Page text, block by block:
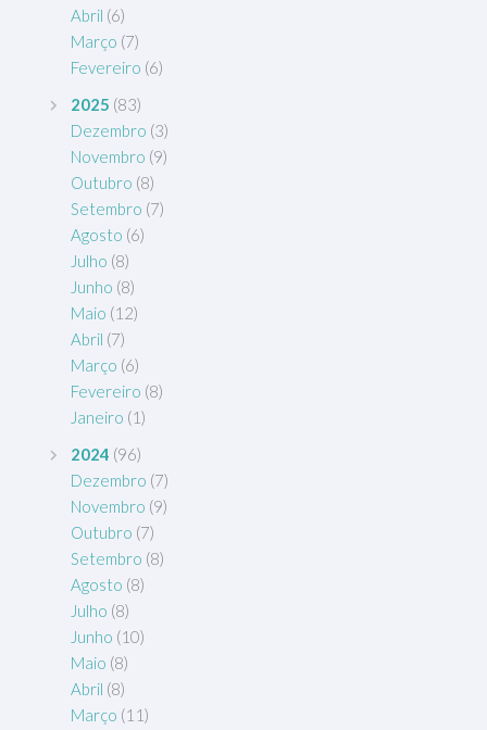
Abril (6)
Março (7)
Fevereiro (6)
2025 (83)
Dezembro (3)
Novembro (9)
Outubro (8)
Setembro (7)
Agosto (6)
Julho (8)
Junho (8)
Maio (12)
Abril (7)
Março (6)
Fevereiro (8)
Janeiro (1)
2024 (96)
Dezembro (7)
Novembro (9)
Outubro (7)
Setembro (8)
Agosto (8)
Julho (8)
Junho (10)
Maio (8)
Abril (8)
Março (11)